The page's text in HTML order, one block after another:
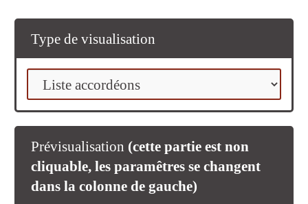
Type de visualisation
Prévisualisation (cette partie est non
cliquable, les paramêtres se changent
dans la colonne de gauche)